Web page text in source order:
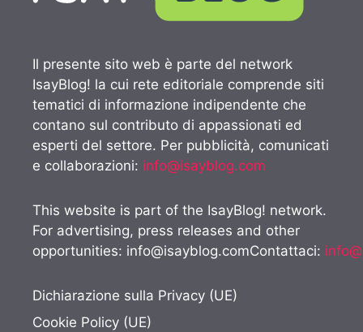
Il presente sito web è parte del network
IsayBlog! la cui rete editoriale comprende siti
tematici di informazione indipendente che
contano sul contributo di appassionati ed
esperti del settore. Per pubblicità, comunicati
e collaborazioni: info@isayblog.com
This website is part of the IsayBlog! network.
For advertising, press releases and other
opportunities: info@isayblog.comContattaci:
Dichiarazione sulla Privacy (UE)
Cookie Policy (UE)